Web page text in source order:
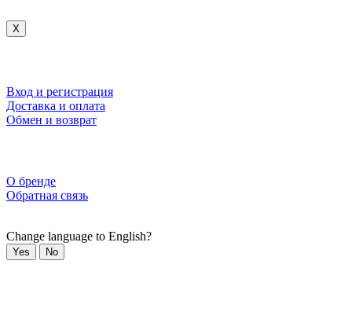
X
Вход и регистрация
Доставка и оплата
Обмен и возврат
О бренде
Обратная связь
Change language to English?
Yes No